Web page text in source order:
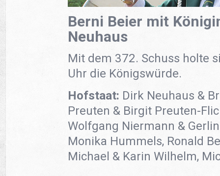
Berni Beier mit
Neuhaus
Mit dem 372. Schuss holte
Uhr die Königswürde.
Hofstaat: Dirk Neuhaus &
Preuten & Birgit Preuten-
Wolfgang Niermann &
Monika Hummels, Ronald
Michael & Karin Wilhelm,